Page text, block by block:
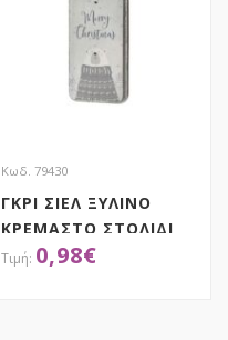
Κωδ. 79430
ΓΚΡΙ ΣΙΕΛ ΞΥΛΙΝΟ
ΚΡΕΜΑΣΤΟ ΣΤΟΛΙΔΙ
6Χ11.5ΕΚ
0,98€